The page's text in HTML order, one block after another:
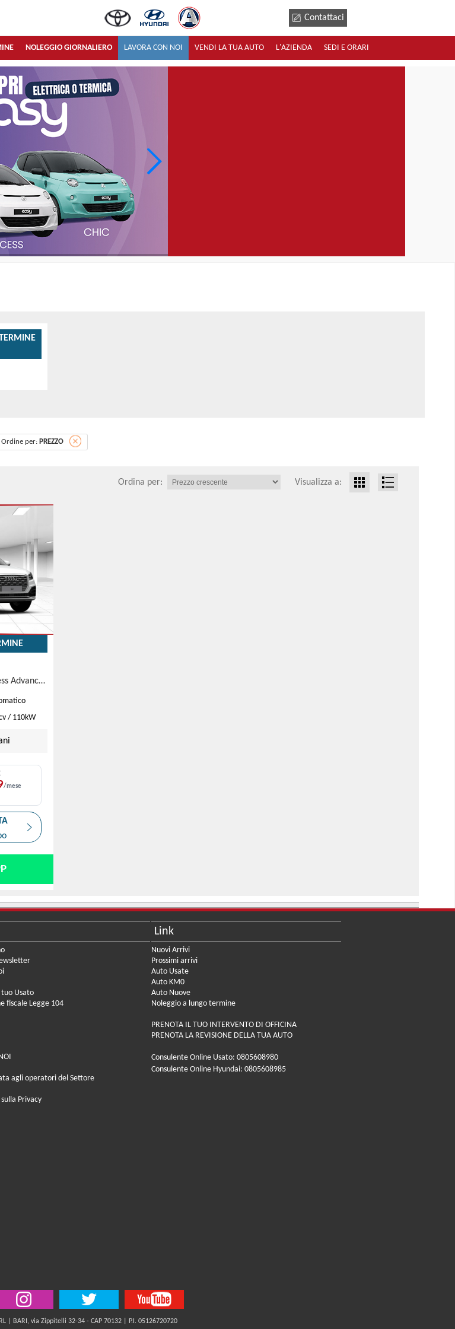
Contattaci
NOLEGGIO GIORNALIERO LAVORA CON NOI VENDI LA TUA AUTO L'AZIENDA SEDI E ORARI
Ordine per: PREZZO
Ordina per: Visualizza a:
Q2 35 TDI S tronic Business Advanced
/ 110kW
/mese
Usato
fiscale Legge 104
agli operatori del Settore
Privacy
Link
Nuovi Arrivi
Prossimi arrivi
Auto Usate
Auto KM0
Auto Nuove
Noleggio a lungo termine
PRENOTA IL TUO INTERVENTO DI OFFICINA
PRENOTA LA REVISIONE DELLA TUA AUTO
Consulente Online Usato: 0805608980
Consulente Online Hyundai: 0805608985
| BARI, via Zippitelli 32-34 - CAP 70132 | P.I. 05126720720